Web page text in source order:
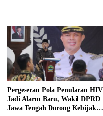
Pergeseran Pola Penularan HIV
Jadi Alarm Baru, Wakil DPRD
Jawa Tengah Dorong Kebijakan